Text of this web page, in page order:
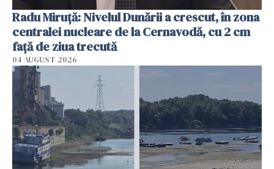
Radu Miruţă: Nivelul Dunării a crescut, în zona
centralei nucleare de la Cernavodă, cu 2 cm
faţă de ziua trecută
04 AUGUST 2026